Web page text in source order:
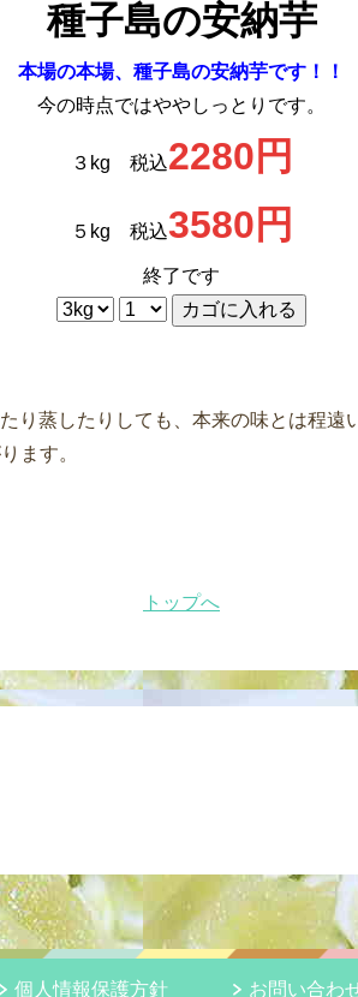
種子島の安納芋
本場の本場、種子島の安納芋です！！
今の時点ではややしっとりです。
３kg 税込2280円
５kg 税込3580円
終了です
り蒸したりしても、本来の味とは程遠
ます。
トップへ
個人情報保護方針 お問い合わ